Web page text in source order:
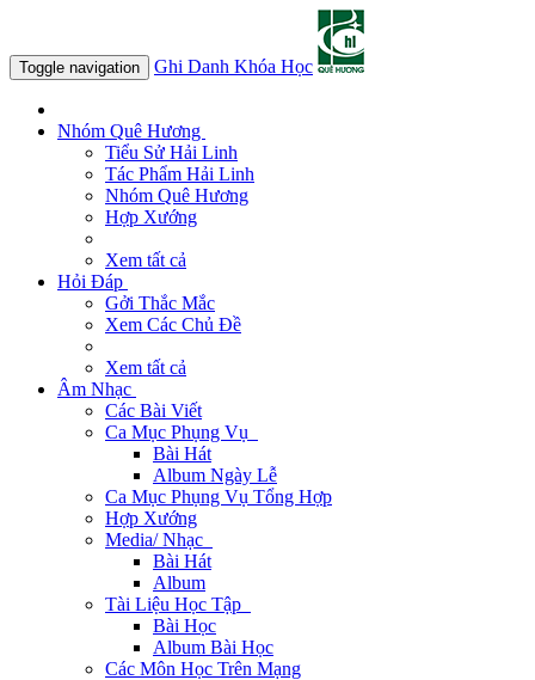
Toggle navigation Ghi Danh Khóa Học
Nhóm Quê Hương
Tiểu Sử Hải Linh
Tác Phẩm Hải Linh
Nhóm Quê Hương
Hợp Xướng
Xem tất cả
Hỏi Đáp
Gởi Thắc Mắc
Xem Các Chủ Đề
Xem tất cả
Âm Nhạc
Các Bài Viết
Ca Mục Phụng Vụ
Bài Hát
Album Ngày Lễ
Ca Mục Phụng Vụ Tổng Hợp
Hợp Xướng
Media/ Nhạc
Bài Hát
Album
Tài Liệu Học Tập
Bài Học
Album Bài Học
Các Môn Học Trên Mạng